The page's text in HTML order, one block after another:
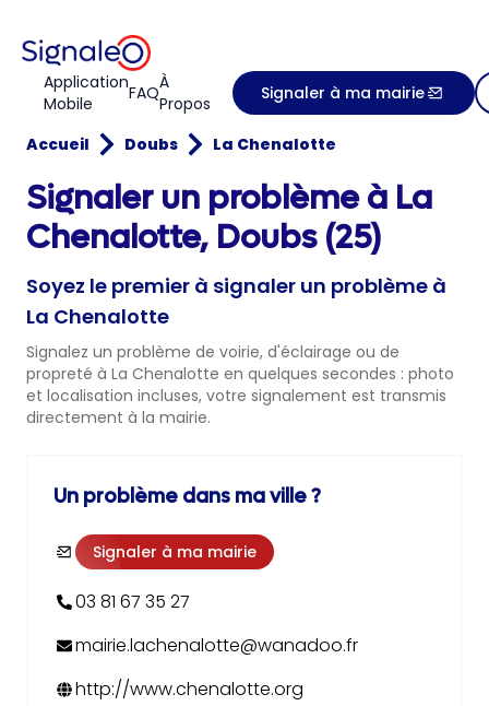
Application
Mobile
FAQÀ
Propos
Signaler à ma mairie
Accueil Doubs La Chenalotte
Signaler un problème à La
Chenalotte, Doubs (25)
Soyez le premier à signaler un problème à
La Chenalotte
Signalez un problème de voirie, d'éclairage ou de
propreté à La Chenalotte en quelques secondes : photo
et localisation incluses, votre signalement est transmis
directement à la mairie.
Un problème dans ma ville ?
Signaler à ma mairie
03 81 67 35 27
mairie.lachenalotte@wanadoo.fr
http://www.chenalotte.org